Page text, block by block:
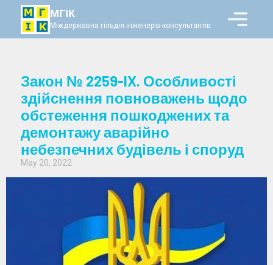
МГІК
Міждержавна гільдія інженерів-консультантів
Закон № 2259-IX. Особливості
здійснення повноважень щодо
обстеження пошкоджених та
демонтажу аварійно
небезпечних будівель і споруд
May 20, 2022